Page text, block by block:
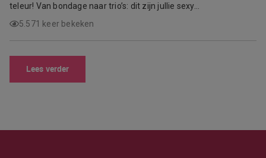
teleur! Van bondage naar trio’s: dit zijn jullie sexy…
5.571 keer bekeken
Lees verder